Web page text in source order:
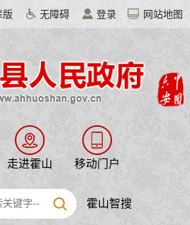
版 无障碍 登录 网站地图
走进霍山 移动门户
霍山智搜